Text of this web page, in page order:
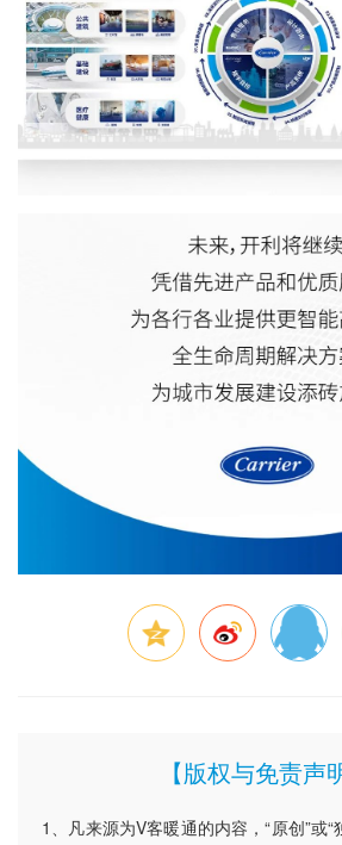
【版权与免责声
1、凡来源为V客暖通的内容，“原创”或“